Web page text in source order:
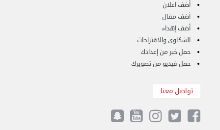
هاف لوري قط أغراض واثاث للمحرقة 65007374 في ...
الأحد 24 سبتمبر 2023 11:10 ص
أضف اعلان
أضف مقال
أضف إهداء
الشكاوى والاقتراحات
حمل خبر من إعدادك
حمل فيديو من تصويرك
تواصل معنا